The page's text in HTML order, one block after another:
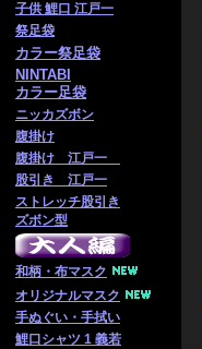
子供 鯉口 江戸一
祭足袋
カラー祭足袋
NINTABI
カラー足袋
ニッカズボン
腹掛け
腹掛け 江戸一
股引き 江戸一
ストレッチ股引き
ズボン型
和柄・布マスク
オリジナルマスク
手ぬぐい・手拭い
鯉口シャツ 1 義若